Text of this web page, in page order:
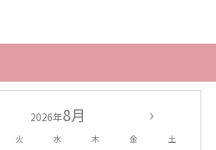
2026年8月
火 水 木 金 土